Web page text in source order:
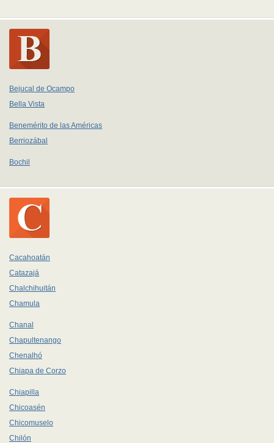
Bejucal de Ocampo
Bella Vista
Benemérito de las Américas
Berriozábal
Bochil
Cacahoatán
Catazajá
Chalchihuitán
Chamula
Chanal
Chapultenango
Chenalhó
Chiapa de Corzo
Chiapilla
Chicoasén
Chicomuselo
Chilón